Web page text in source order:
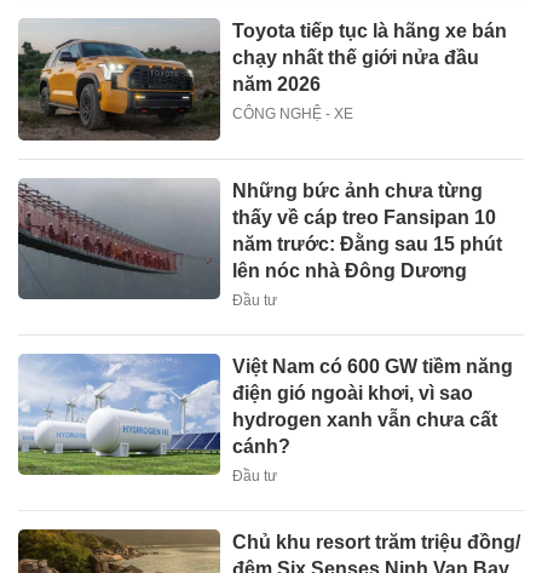
Toyota tiếp tục là hãng xe bán
chạy nhất thế giới nửa đầu
năm 2026
CÔNG NGHỆ - XE
Những bức ảnh chưa từng
thấy về cáp treo Fansipan 10
năm trước: Đằng sau 15 phút
lên nóc nhà Đông Dương
Đầu tư
Việt Nam có 600 GW tiềm năng
điện gió ngoài khơi, vì sao
hydrogen xanh vẫn chưa cất
cánh?
Đầu tư
Chủ khu resort trăm triệu đồng/
đêm Six Senses Ninh Van Bay